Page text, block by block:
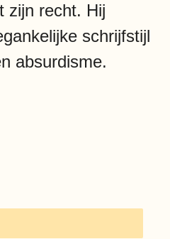
zijn recht. Hij
schrijfstijl
absurdisme.